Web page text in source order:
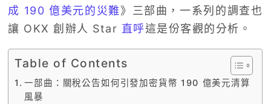
成 190 億美元的災難》三部曲，一系列的調查也
讓 OKX 創辦人 Star 直呼這是份客觀的分析。
Table of Contents
一部曲：關稅公告如何引發加密貨幣 190 億美元清算
風暴